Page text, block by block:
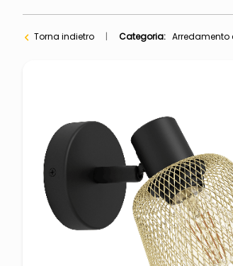
meme
italia
lucidatrice
elenco
pattumiera
asciuga capelli
Torna indietro Categoria: